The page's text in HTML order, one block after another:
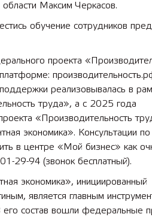
Максим Черкасов.
обучение сотрудников
проекта
реализовывалась в
труда», а с 2025 года
«Производительность
экономика». Консультации
в центре «Мой бизнес» как
29-94 (звонок бесплатный).
экономика», инициированный
является главным
состав вошли федеральные